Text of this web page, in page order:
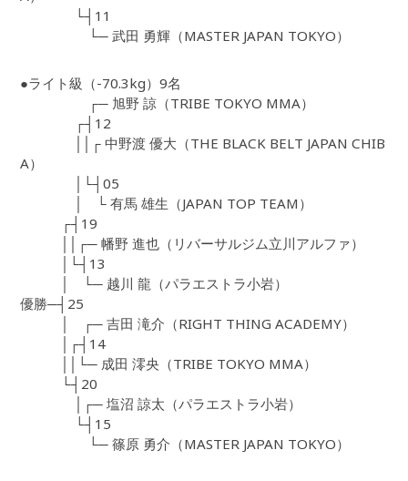
└┤11
└─ 武田 勇輝（MASTER JAPAN TOKYO）
●ライト級（-70.3kg）9名
┌─ 旭野 諒（TRIBE TOKYO MMA）
┌┤12
││┌ 中野渡 優大（THE BLACK BELT JAPAN CHIB
A）
│└┤05
│ └ 有馬 雄生（JAPAN TOP TEAM）
┌┤19
││┌─ 幡野 進也（リバーサルジム立川アルファ）
│└┤13
│ └─ 越川 龍（パラエストラ小岩）
優勝─┤25
│ ┌─ 吉田 滝介（RIGHT THING ACADEMY）
│┌┤14
││└─ 成田 澪央（TRIBE TOKYO MMA）
└┤20
│┌─ 塩沼 諒太（パラエストラ小岩）
└┤15
└─ 篠原 勇介（MASTER JAPAN TOKYO）